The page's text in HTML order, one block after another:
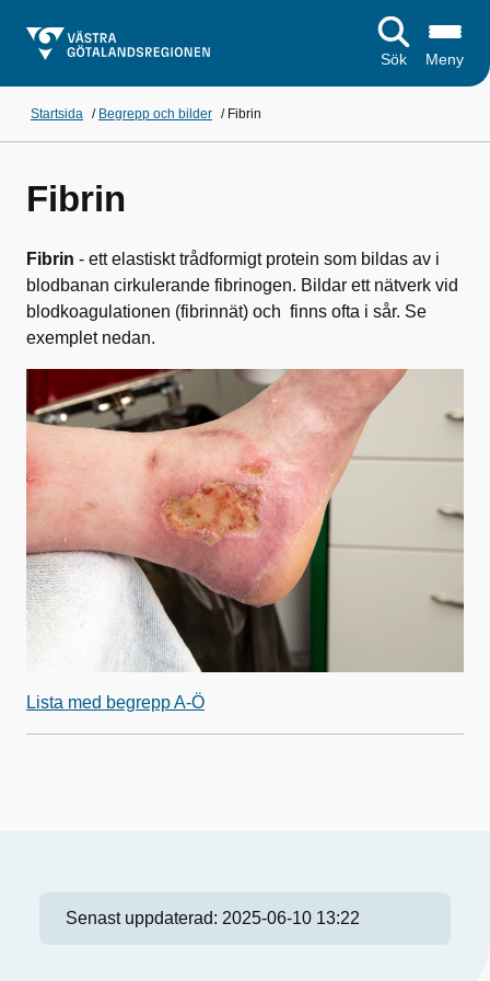
Sök Meny
Startsida / Begrepp och bilder / Fibrin
Fibrin
Fibrin - ett elastiskt trådformigt protein som bildas av i
blodbanan cirkulerande fibrinogen. Bildar ett nätverk vid
blodkoagulationen (fibrinnät) och finns ofta i sår. Se
exemplet nedan.
Lista med begrepp A-Ö
Senast uppdaterad: 2025-06-10 13:22